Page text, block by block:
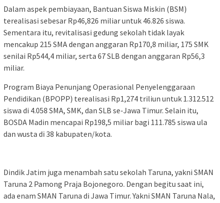
Dalam aspek pembiayaan, Bantuan Siswa Miskin (BSM)
terealisasi sebesar Rp46,826 miliar untuk 46.826 siswa.
Sementara itu, revitalisasi gedung sekolah tidak layak
mencakup 215 SMA dengan anggaran Rp170,8 miliar, 175 SMK
senilai Rp544,4 miliar, serta 67 SLB dengan anggaran Rp56,3
miliar.
Program Biaya Penunjang Operasional Penyelenggaraan
Pendidikan (BPOPP) terealisasi Rp1,274 triliun untuk 1.312.512
siswa di 4.058 SMA, SMK, dan SLB se-Jawa Timur. Selain itu,
BOSDA Madin mencapai Rp198,5 miliar bagi 111.785 siswa ula
dan wusta di 38 kabupaten/kota.
Dindik Jatim juga menambah satu sekolah Taruna, yakni SMAN
Taruna 2 Pamong Praja Bojonegoro. Dengan begitu saat ini,
ada enam SMAN Taruna di Jawa Timur. Yakni SMAN Taruna Nala,